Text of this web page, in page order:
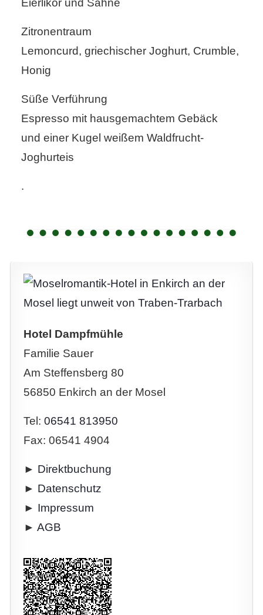
Zitronentraum
Lemoncurd, griechischer Joghurt, Crumble,
Honig
Süße Verführung
Espresso mit hausgemachtem Gebäck
und einer Kugel weißem Waldfrucht-
Joghurteis
.
Hotel Dampfmühle
Familie Sauer
Am Steffensberg 80
56850 Enkirch an der Mosel
Tel: 06541 813950
Fax: 06541 4904
► Direktbuchung
► Datenschutz
► Impressum
► AGB